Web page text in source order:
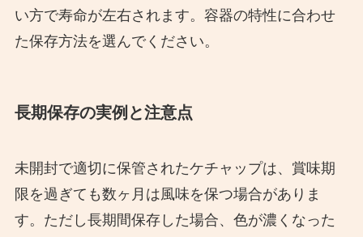
い方で寿命が左右されます。容器の特性に合わせ
た保存方法を選んでください。
長期保存の実例と注意点
未開封で適切に保管されたケチャップは、賞味期
限を過ぎても数ヶ月は風味を保つ場合がありま
す。ただし長期間保存した場合、色が濃くなった